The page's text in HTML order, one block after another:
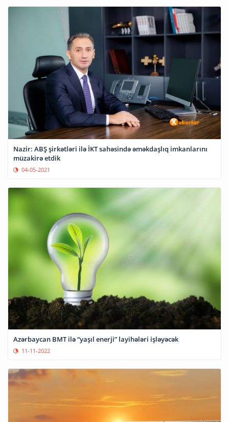
Nazir: ABŞ şirkətləri ilə İKT sahəsində əməkdaşlıq imkanlarını
müzakirə etdik
04-05-2021
Azərbaycan BMT ilə “yaşıl enerji” layihələri işləyəcək
11-11-2022